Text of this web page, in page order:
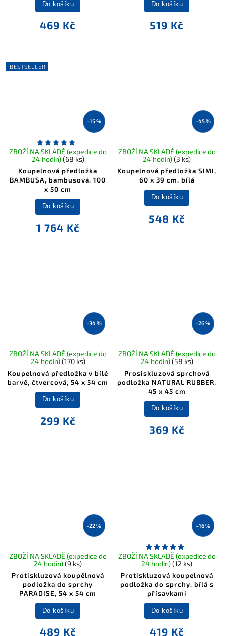
469 Kč
Do košíku
519 Kč
Do košíku
BESTSELLER
–15 %
Koupelnová předložka
BAMBUSA, bambusová, 100
x 50 cm
ZBOŽÍ NA SKLADĚ (expedice do
24 hodin)(68 ks)
1 764 Kč
Do košíku
–45 %
Koupelnová předložka SIMI,
60 x 39 cm, bílá
ZBOŽÍ NA SKLADĚ (expedice do
24 hodin)(3 ks)
548 Kč
Do košíku
–34 %
Koupelnová předložka v bílé
barvě, čtvercová, 54 x 54 cm
ZBOŽÍ NA SKLADĚ (expedice do
24 hodin)(170 ks)
299 Kč
Do košíku
–26 %
Prosiskluzová sprchová
podložka NATURAL RUBBER,
45 x 45 cm
ZBOŽÍ NA SKLADĚ (expedice do
24 hodin)(58 ks)
369 Kč
Do košíku
–22 %
Protiskluzová koupělnová
podložka do sprchy
PARADISE, 54 x 54 cm
ZBOŽÍ NA SKLADĚ (expedice do
24 hodin)(9 ks)
489 Kč
Do košíku
–16 %
Protiskluzová koupelnová
podložka do sprchy, bílá s
přísavkami
ZBOŽÍ NA SKLADĚ (expedice do
24 hodin)(12 ks)
419 Kč
Do košíku